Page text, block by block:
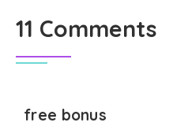
11 Comments
free bonus